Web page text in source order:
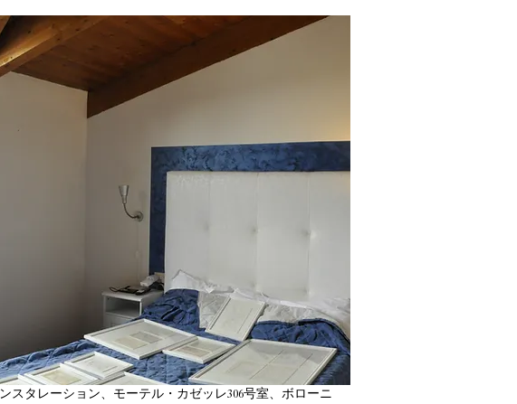
スタレーション、モーテル・カゼッレ306号室、ボローニ